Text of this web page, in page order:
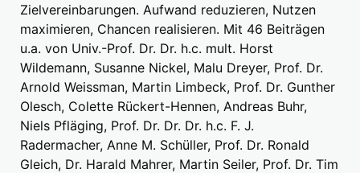
Zielvereinbarungen. Aufwand reduzieren, Nutzen
maximieren, Chancen realisieren. Mit 46 Beiträgen
u.a. von Univ.-Prof. Dr. Dr. h.c. mult. Horst
Wildemann, Susanne Nickel, Malu Dreyer, Prof. Dr.
Arnold Weissman, Martin Limbeck, Prof. Dr. Gunther
Olesch, Colette Rückert-Hennen, Andreas Buhr,
Niels Pfläging, Prof. Dr. Dr. Dr. h.c. F. J.
Radermacher, Anne M. Schüller, Prof. Dr. Ronald
Gleich, Dr. Harald Mahrer, Martin Seiler, Prof. Dr. Tim